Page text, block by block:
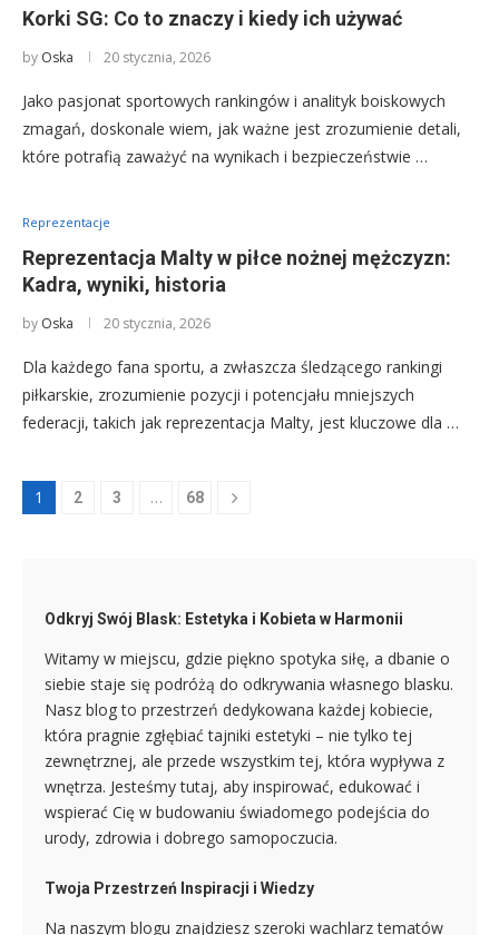
Korki SG: Co to znaczy i kiedy ich używać
by Oska 20 stycznia, 2026
Jako pasjonat sportowych rankingów i analityk boiskowych
zmagań, doskonale wiem, jak ważne jest zrozumienie detali,
które potrafią zaważyć na wynikach i bezpieczeństwie …
Reprezentacje
Reprezentacja Malty w piłce nożnej mężczyzn:
Kadra, wyniki, historia
by Oska 20 stycznia, 2026
Dla każdego fana sportu, a zwłaszcza śledzącego rankingi
piłkarskie, zrozumienie pozycji i potencjału mniejszych
federacji, takich jak reprezentacja Malty, jest kluczowe dla …
1 2 3 … 68
Odkryj Swój Blask: Estetyka i Kobieta w Harmonii
Witamy w miejscu, gdzie piękno spotyka siłę, a dbanie o
siebie staje się podróżą do odkrywania własnego blasku.
Nasz blog to przestrzeń dedykowana każdej kobiecie,
która pragnie zgłębiać tajniki estetyki – nie tylko tej
zewnętrznej, ale przede wszystkim tej, która wypływa z
wnętrza. Jesteśmy tutaj, aby inspirować, edukować i
wspierać Cię w budowaniu świadomego podejścia do
urody, zdrowia i dobrego samopoczucia.
Twoja Przestrzeń Inspiracji i Wiedzy
Na naszym blogu znajdziesz szeroki wachlarz tematów